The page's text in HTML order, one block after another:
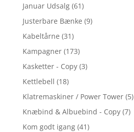
Januar Udsalg (61)
Justerbare Bænke (9)
Kabeltårne (31)
Kampagner (173)
Kasketter - Copy (3)
Kettlebell (18)
Klatremaskiner / Power Tower (5)
Knæbind & Albuebind - Copy (7)
Kom godt igang (41)